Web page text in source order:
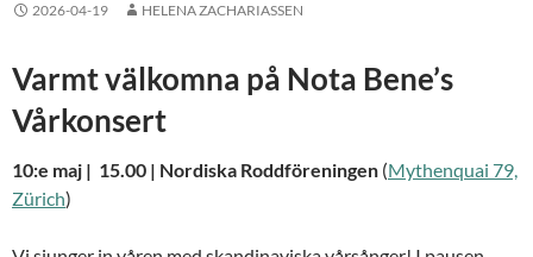
2026-04-19 HELENA ZACHARIASSEN
Varmt välkomna på Nota Bene’s
Vårkonsert
10:e maj | 15.00 | Nordiska Roddföreningen (Mythenquai 79,
Zürich)